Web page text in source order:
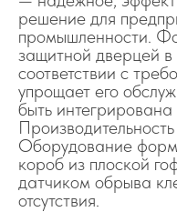
решение для
промышленности.
защитной дверцей
соответствии с
упрощает его
быть
Оборудование
короб из плоской
датчиком обрыва
отсутствия.